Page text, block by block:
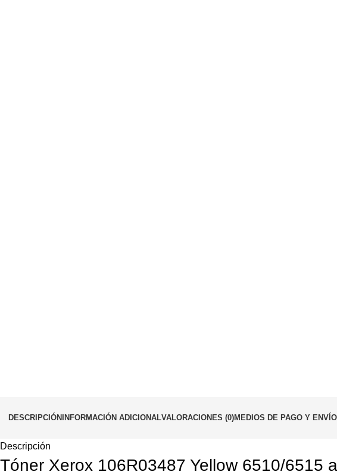
DESCRIPCIÓN INFORMACIÓN ADICIONALVALORACIONES (0)MEDIOS DE PAGO Y ENVÍO
Descripción
Tóner Xerox 106R03487 Yellow 6510/6515